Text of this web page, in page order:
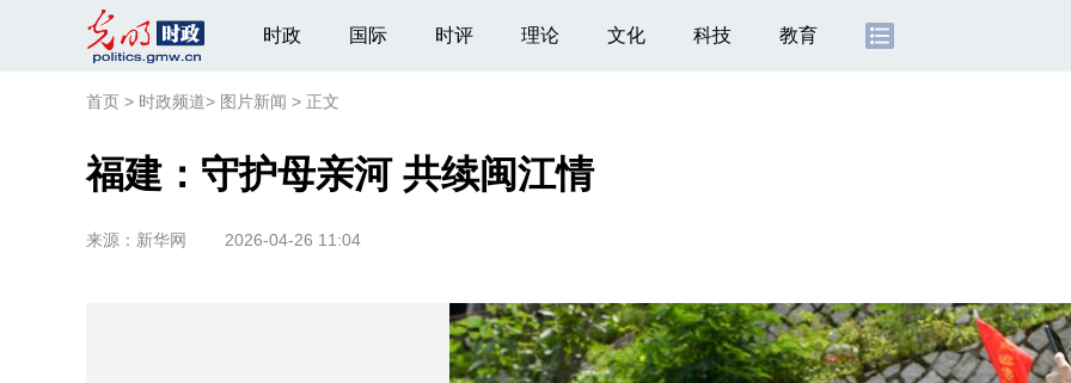
时政 国际 时评 理论 文化 科技 教育
首页 > 时政频道> 图片新闻 > 正文
福建：守护母亲河 共续闽江情
来源： 新华网 2026-04-26 11:04